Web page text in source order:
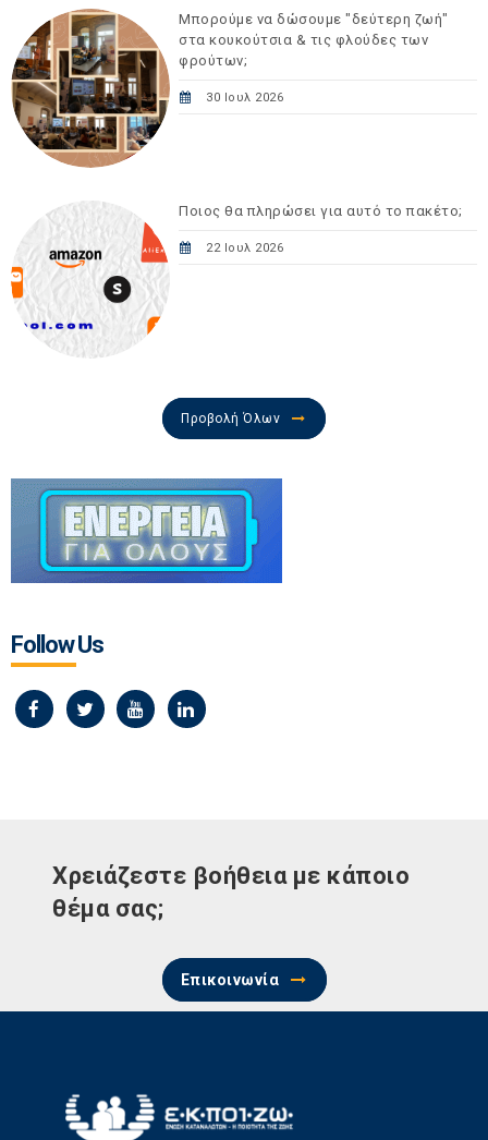
Μπορούμε να δώσουμε "δεύτερη ζωή"
στα κουκούτσια & τις φλούδες των
φρούτων;
30 Ιουλ 2026
Ποιος θα πληρώσει για αυτό το πακέτο;
22 Ιουλ 2026
Προβολή Όλων
Follow Us
Χρειάζεστε βοήθεια με κάποιο
θέμα σας;
Επικοινωνία